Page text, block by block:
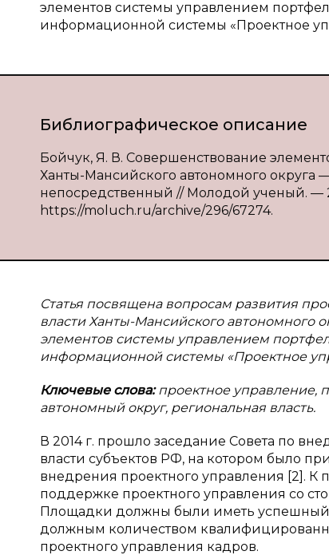
элементов системы управлением
информационной системы «Проектное
Библиографическое описание
Бойчук, Я. В. Совершенствование
Ханты-Мансийского автономного округа
непосредственный // Молодой ученый. —
https://moluch.ru/archive/296/67274.
Статья посвящена вопросам развития
власти Ханты-Мансийского
элементов системы управлением
информационной системы «Проектное
Ключевые слова:проектное управление,
автономный округ, региональная власть.
В 2014 г. прошло заседание Совета по
власти субъектов РФ, на котором было
внедрения проектного управления [2].
поддержке проектного управления со
Площадки должны были иметь успешный
должным количеством
проектного управления кадров.